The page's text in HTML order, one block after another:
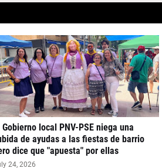
Gobierno local PNV-PSE niega una
de ayudas a las fiestas de barrio
dice que "apuesta" por ellas
24, 2026